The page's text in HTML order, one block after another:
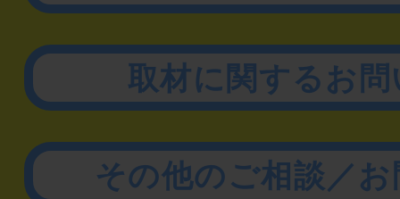
取材に関するお
その他のご相談／